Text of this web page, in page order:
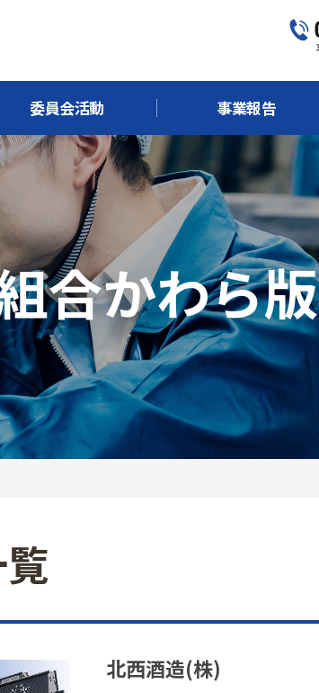
委員会活動 事業報告
合かわら版
北西酒造(株)